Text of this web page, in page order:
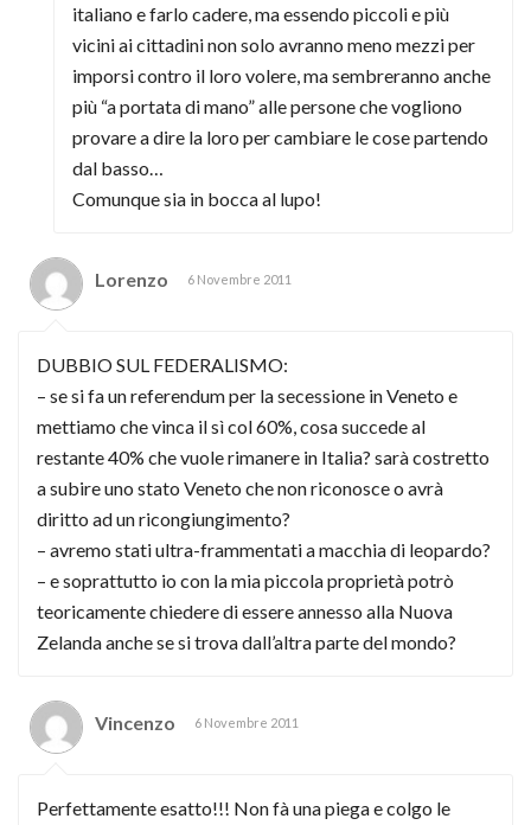
italiano e farlo cadere, ma essendo piccoli e più
vicini ai cittadini non solo avranno meno mezzi per
imporsi contro il loro volere, ma sembreranno anche
più “a portata di mano” alle persone che vogliono
provare a dire la loro per cambiare le cose partendo
dal basso…
Comunque sia in bocca al lupo!
Lorenzo 6 Novembre 2011
DUBBIO SUL FEDERALISMO:
– se si fa un referendum per la secessione in Veneto e
mettiamo che vinca il sì col 60%, cosa succede al
restante 40% che vuole rimanere in Italia? sarà costretto
a subire uno stato Veneto che non riconosce o avrà
diritto ad un ricongiungimento?
– avremo stati ultra-frammentati a macchia di leopardo?
– e soprattutto io con la mia piccola proprietà potrò
teoricamente chiedere di essere annesso alla Nuova
Zelanda anche se si trova dall’altra parte del mondo?
Vincenzo 6 Novembre 2011
Perfettamente esatto!!! Non fà una piega e colgo le